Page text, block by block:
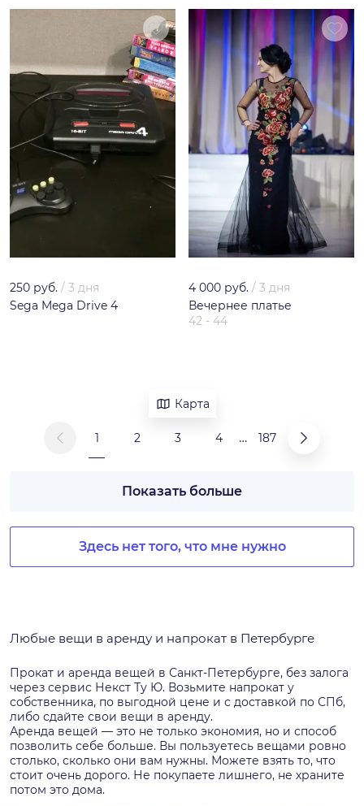
250 руб. / 3 дня
Sega Mega Drive 4
4 000 руб. / 3 дня
Вечернее платье
42 - 44
Карта
1 2 3 4 … 187
Показать больше
Здесь нет того, что мне нужно
Любые вещи в аренду и напрокат в Петербурге
Прокат и аренда вещей в Санкт-Петербурге, без залога
через сервис Некст Ту Ю. Возьмите напрокат у
собственника, по выгодной цене и с доставкой по СПб,
либо сдайте свои вещи в аренду.
Аренда вещей — это не только экономия, но и способ
позволить себе больше. Вы пользуетесь вещами ровно
столько, сколько они вам нужны. Можете взять то, что
стоит очень дорого. Не покупаете лишнего, не храните
потом это дома.